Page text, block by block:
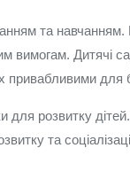
та
вимогам. Дитячі
привабливими для
для розвитку
та